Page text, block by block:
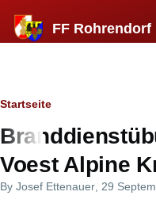
FF Rohrendorf
Breadcrumb
Startseite
Voest Alpine
By Josef Ettenauer , 29